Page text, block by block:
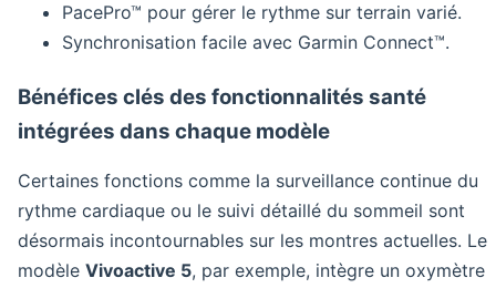
PacePro™ pour gérer le rythme sur terrain varié.
Synchronisation facile avec Garmin Connect™.
Bénéfices clés des fonctionnalités santé
intégrées dans chaque modèle
Certaines fonctions comme la surveillance continue du
rythme cardiaque ou le suivi détaillé du sommeil sont
désormais incontournables sur les montres actuelles. Le
modèle Vivoactive 5, par exemple, intègre un oxymètre